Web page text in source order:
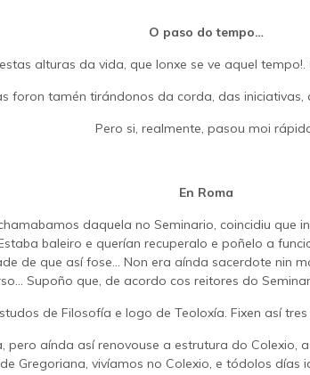
O paso do tempo…
alturas da vida, que lonxe se ve aquel tempo!.
foron tamén tirándonos da corda, das
Pero si, realmente, pasou moi
En Roma
daquela no Seminario, coincidiu que
baleiro e querían recuperalo e poñelo a
de que así fose… Non era aínda sacerdote nin
Supoño que, de acordo cos reitores do
de Filosofía e logo de Teoloxía. Fixen así
aínda así renovouse a estrutura do Colexio,
Gregoriana, vivíamos no Colexio, e tódolos